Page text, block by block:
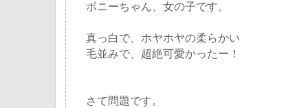
ボニーちゃん、女の子です。
真っ白で、ホヤホヤの柔らかい
毛並みで、超絶可愛かったー！
さて問題です。